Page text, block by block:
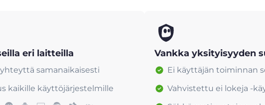
eri laitteilla
samanaikaisesti
kaikille käyttöjärjestelmille
Vankka yksityisyyden
Ei käyttäjän toiminnan
Vahvistettu ei lokeja -